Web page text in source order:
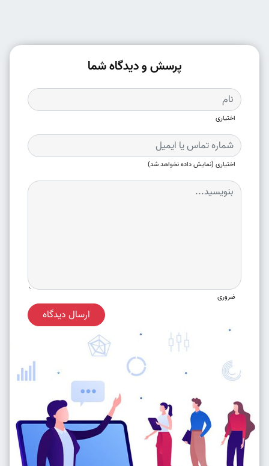
پرسش و دیدگاه شما
اختیاری
اختیاری (نمایش داده نخواهد شد)
ضروری
ارسال دیدگاه